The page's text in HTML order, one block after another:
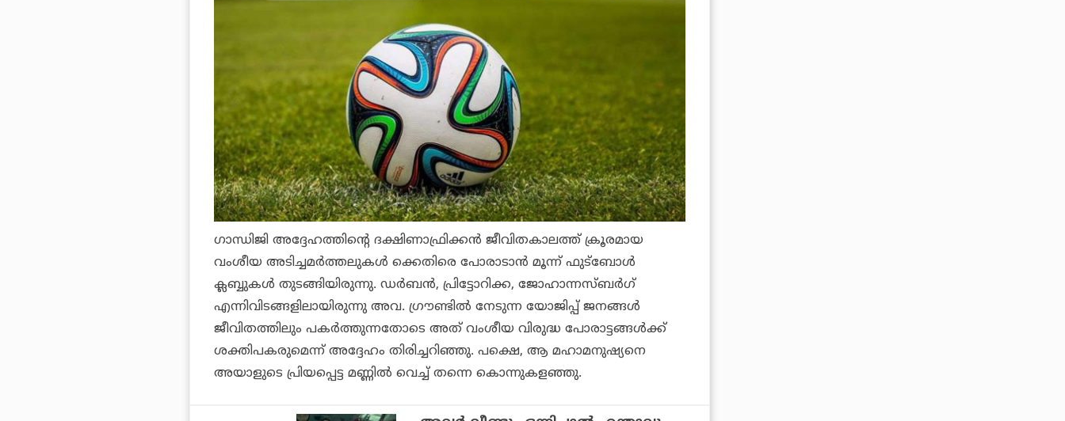
ഗാന്ധിജി അദ്ദേഹത്തിന്റെ ദക്ഷിണാഫ്രിക്കന്‍ ജീവിതകാലത്ത് ക്രൂരമായ
വംശീയ അടിച്ചമര്‍ത്തലുകള്‍ ക്കെതിരെ പോരാടാന്‍ മൂന്ന് ഫുട്‌ബോള്‍
ക്ലബ്ബുകള്‍ തുടങ്ങിയിരുന്നു. ഡര്‍ബന്‍, പ്രിട്ടോറിക്ക, ജോഹാന്നസ്ബര്‍ഗ്
എന്നിവിടങ്ങളിലായിരുന്നു അവ. ഗ്രൗണ്ടില്‍ നേടുന്ന യോജിപ്പ് ജനങ്ങള്‍
ജീവിതത്തിലും പകര്‍ത്തുന്നതോടെ അത് വംശീയ വിരുദ്ധ പോരാട്ടങ്ങള്‍ക്ക്
ശക്തിപകരുമെന്ന് അദ്ദേഹം തിരിച്ചറിഞ്ഞു. പക്ഷെ, ആ മഹാമനുഷ്യനെ
അയാളുടെ പ്രിയപ്പെട്ട മണ്ണില്‍ വെച്ച് തന്നെ കൊന്നുകളഞ്ഞു.